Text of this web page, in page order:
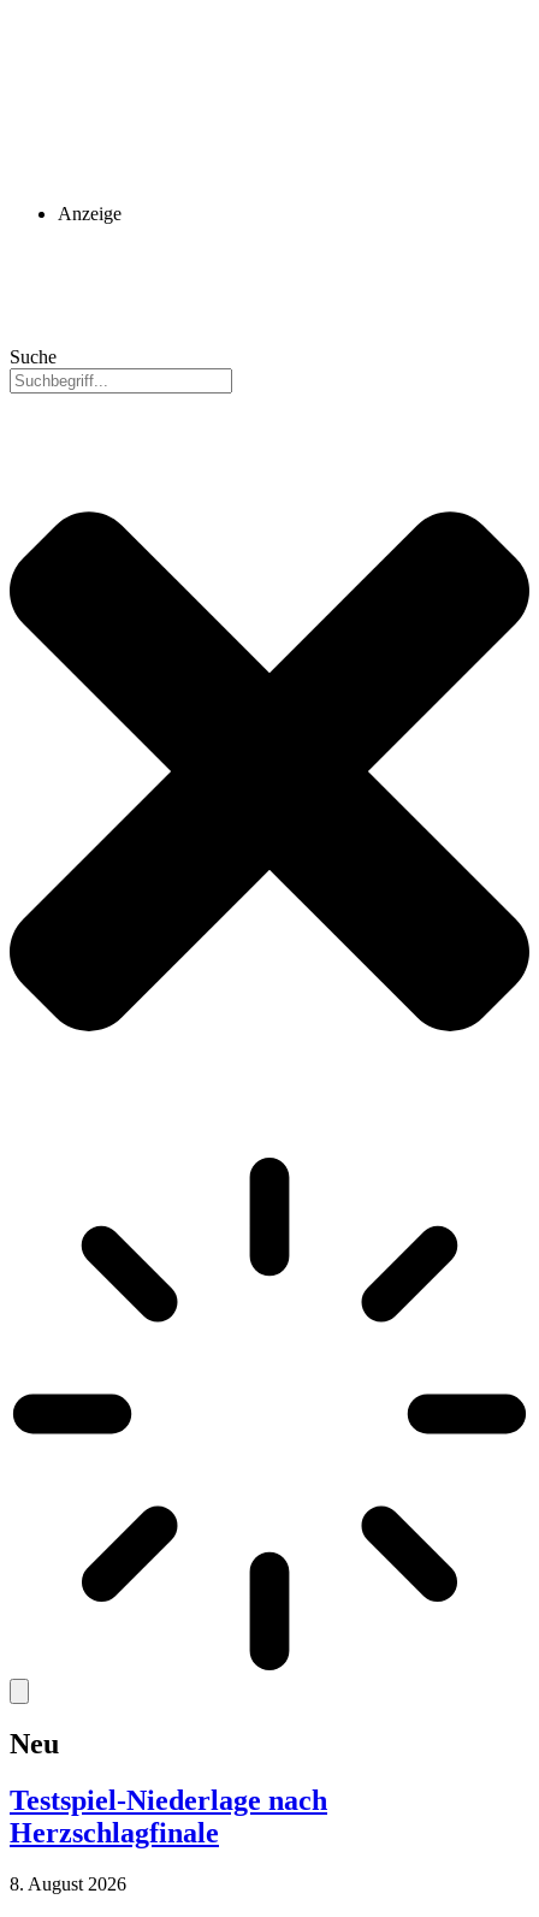
Anzeige
Suche
Neu
Testspiel-Niederlage nach
Herzschlagfinale
8. August 2026